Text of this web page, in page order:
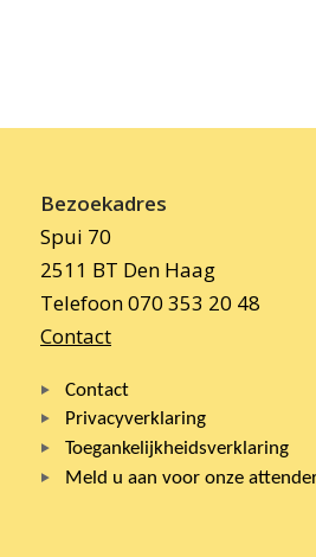
Bezoekadres
Spui 70
2511 BT Den Haag
Telefoon 070 353 20 48
Contact
Contact
Privacyverklaring
Toegankelijkheidsverklaring
Meld u aan voor onze